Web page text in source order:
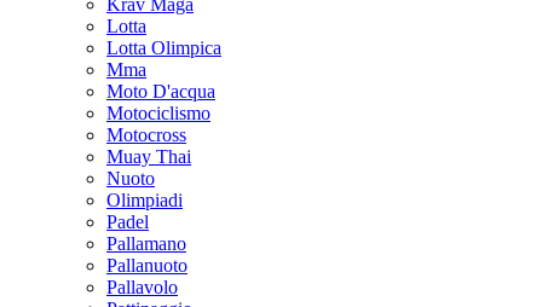
Krav Maga
Lotta
Lotta Olimpica
Mma
Moto D'acqua
Motociclismo
Motocross
Muay Thai
Nuoto
Olimpiadi
Padel
Pallamano
Pallanuoto
Pallavolo